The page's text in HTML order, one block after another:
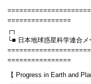
================
┌┐
└■ 日本地球惑星科学連合
================
【 Progress in Earth and